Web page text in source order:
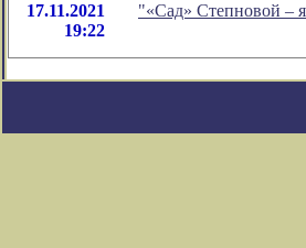
17.11.2021
19:22
"«Сад» Степновой –